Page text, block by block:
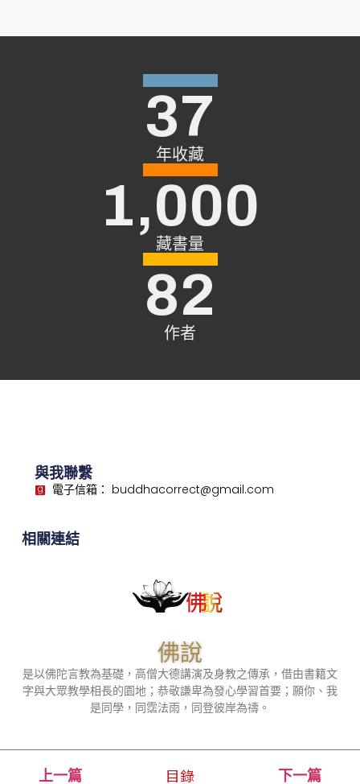
上一篇 目錄 下一篇
年收藏
37
藏書量
1,000
作者
82
佛說
是以佛陀言教為基礎，高僧大德講演及身教之傳承，借由書籍文
字與大眾教學相長的園地；恭敬謙卑為發心學習首要；願你、我
是同學，同霑法雨，同登彼岸為禱。
與我聯繫
電子信箱： buddhacorrect@gmail.com
相關連結